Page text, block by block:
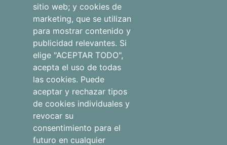
sitio web; y cookies de
marketing, que se utilizan
para mostrar contenido y
publicidad relevantes. Si
elige "ACEPTAR TODO",
acepta el uso de todas
las cookies. Puede
aceptar y rechazar tipos
de cookies individuales y
revocar su
consentimiento para el
futuro en cualquier
Blog
Qué hacer
Tienda
Aviso legal
Política de
privacidad
Política de